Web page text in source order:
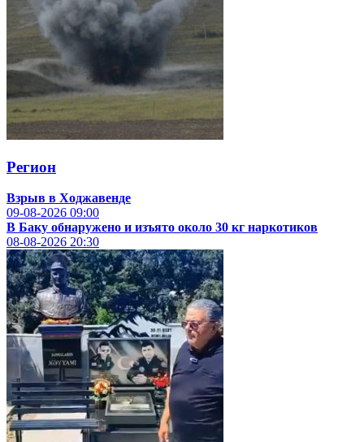
Регион
Взрыв в Ходжавенде
09-08-2026 09:00
В Баку обнаружено и изъято около 30 кг наркотиков
08-08-2026 20:30